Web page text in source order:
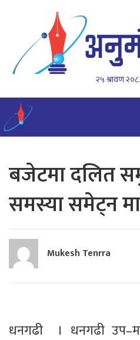
२५ श्रावण
बजेटमा दलित
समस्या समेट्न
Mukesh Tenrra
धनगढी । धनगढी